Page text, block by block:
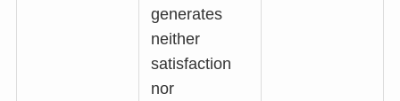
generates
neither
satisfaction
nor